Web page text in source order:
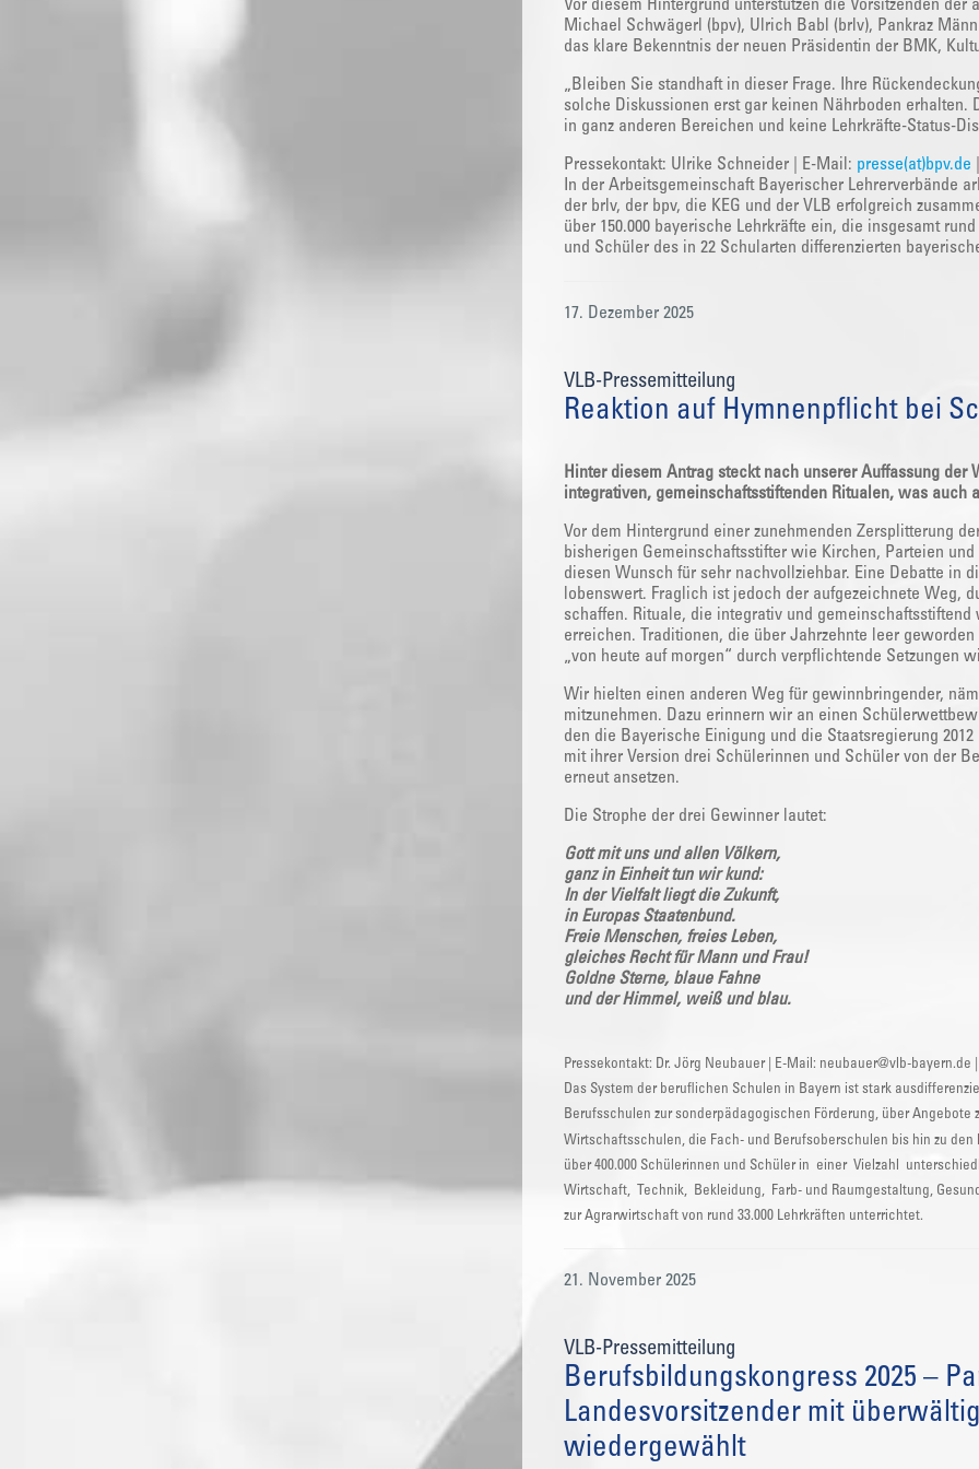
Vor diesem Hintergrund unterstützen die Vorsitzenden der
Michael Schwägerl (bpv), Ulrich Babl (brlv), Pankraz
das klare Bekenntnis der neuen Präsidentin der BMK,
„Bleiben Sie standhaft in dieser Frage. Ihre
solche Diskussionen erst gar keinen Nährboden
in ganz anderen Bereichen und keine Lehrkräfte-Status-
Pressekontakt: Ulrike Schneider | E-Mail: presse(at)bpv.de
In der Arbeitsgemeinschaft Bayerischer Lehrerverbände
der brlv, der bpv, die KEG und der VLB erfolgreich
über 150.000 bayerische Lehrkräfte ein, die insgesamt
und Schüler des in 22 Schularten differenzierten
17. Dezember 2025
VLB-Pressemitteilung
Reaktion auf Hymnenpflicht bei
Hinter diesem Antrag steckt nach unserer Auffassung
integrativen, gemeinschaftsstiftenden Ritualen, was
Vor dem Hintergrund einer zunehmenden Zersplitterung
bisherigen Gemeinschaftsstifter wie Kirchen, Parteien
diesen Wunsch für sehr nachvollziehbar. Eine Debatte in
lobenswert. Fraglich ist jedoch der aufgezeichnete Weg,
schaffen. Rituale, die integrativ und
erreichen. Traditionen, die über Jahrzehnte leer
„von heute auf morgen“ durch verpflichtende Setzungen
Wir hielten einen anderen Weg für gewinnbringender,
mitzunehmen. Dazu erinnern wir an einen
den die Bayerische Einigung und die Staatsregierung
mit ihrer Version drei Schülerinnen und Schüler von der
erneut ansetzen.
Die Strophe der drei Gewinner lautet:
Gott mit uns und allen Völkern,
ganz in Einheit tun wir kund:
In der Vielfalt liegt die Zukunft,
in Europas Staatenbund.
Freie Menschen, freies Leben,
gleiches Recht für Mann und Frau!
Goldne Sterne, blaue Fahne
und der Himmel, weiß und blau.
Pressekontakt: Dr. Jörg Neubauer | E-Mail: neubauer@vlb-bayern.de
Das System der beruflichen Schulen in Bayern ist stark
Berufsschulen zur sonderpädagogischen Förderung, über
Wirtschaftsschulen, die Fach- und Berufsoberschulen bis hin zu
über 400.000 Schülerinnen und Schüler in einer Vielzahl
Wirtschaft, Technik, Bekleidung, Farb- und Raumgestaltung,
zur Agrarwirtschaft von rund 33.000 Lehrkräften unterrichtet.
21. November 2025
VLB-Pressemitteilung
Berufsbildungskongress 2025 –
Landesvorsitzender mit
wiedergewählt